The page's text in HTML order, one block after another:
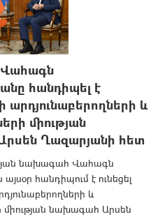
հանդիպել է
և
միության
Ղազարյանի հետ
նախագահ Վահագն
հանդիպում է ունեցել
և
միության նախագահ Արսեն